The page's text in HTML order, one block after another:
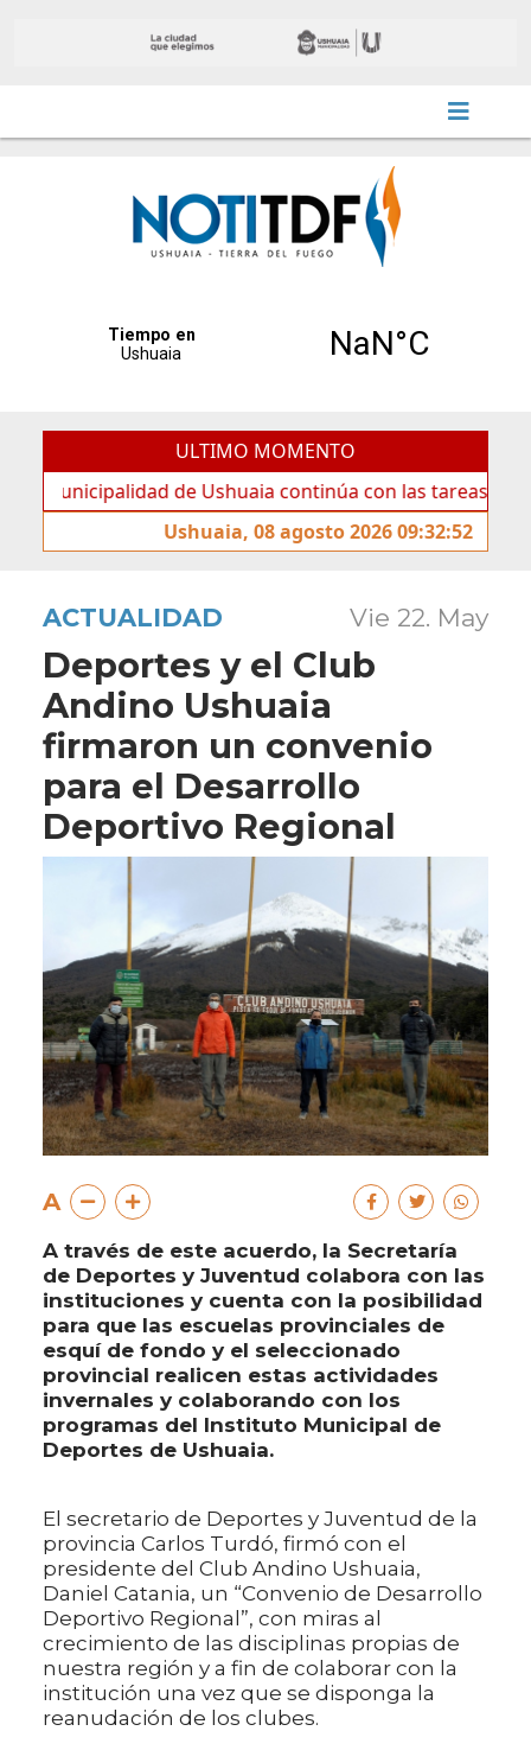
ULTIMO MOMENTO
de Ushuaia continúa con las tareas de
Ushuaia, 08 agosto 2026 09:32:52
ACTUALIDAD Vie 22. May
Deportes y el Club
Andino Ushuaia
firmaron un convenio
para el Desarrollo
Deportivo Regional
A
A través de este acuerdo, la Secretaría
de Deportes y Juventud colabora con las
instituciones y cuenta con la posibilidad
para que las escuelas provinciales de
esquí de fondo y el seleccionado
provincial realicen estas actividades
invernales y colaborando con los
programas del Instituto Municipal de
Deportes de Ushuaia.
El secretario de Deportes y Juventud de la
provincia Carlos Turdó, firmó con el
presidente del Club Andino Ushuaia,
Daniel Catania, un “Convenio de Desarrollo
Deportivo Regional”, con miras al
crecimiento de las disciplinas propias de
nuestra región y a fin de colaborar con la
institución una vez que se disponga la
reanudación de los clubes.